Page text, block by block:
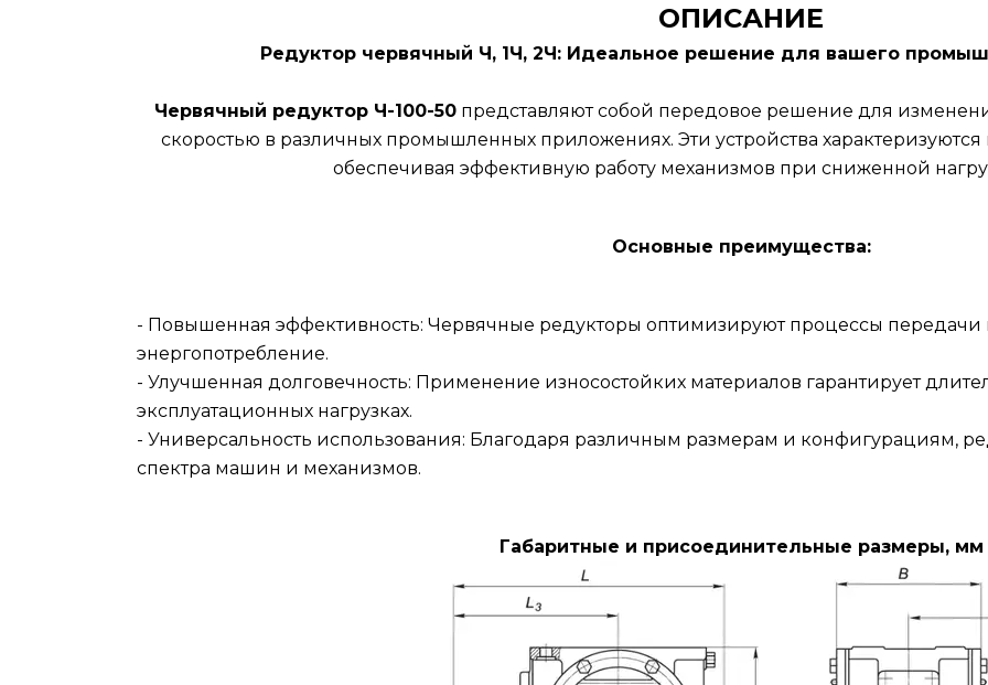
ОПИСАНИЕ
Редуктор червячный Ч, 1Ч, 2Ч: Идеальное решение для вашего
Червячный редуктор Ч-100-50представляют собой передовое решение для
скоростью в различных промышленных приложениях. Эти устройства
обеспечивая эффективную работу механизмов при сниженной
Основные преимущества:
- Повышенная эффективность: Червячные редукторы оптимизируют процессы
энергопотребление.
- Улучшенная долговечность: Применение износостойких материалов гарантирует
эксплуатационных нагрузках.
- Универсальность использования: Благодаря различным размерам и конфигурациям,
спектра машин и механизмов.
Габаритные и присоединительные размеры, мм